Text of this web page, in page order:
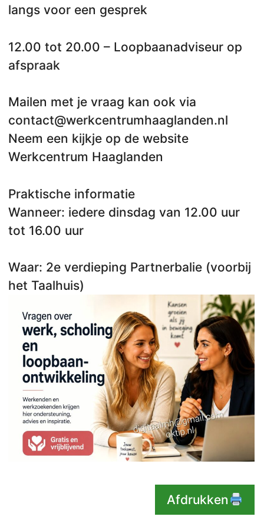
langs voor een gesprek
12.00 tot 20.00 – Loopbaanadviseur op
afspraak
Mailen met je vraag kan ook via
contact@werkcentrumhaaglanden.nl
Neem een kijkje op de website
Werkcentrum Haaglanden
Praktische informatie
Wanneer: iedere dinsdag van 12.00 uur
tot 16.00 uur
Waar: 2e verdieping Partnerbalie (voorbij
het Taalhuis)
Afdrukken